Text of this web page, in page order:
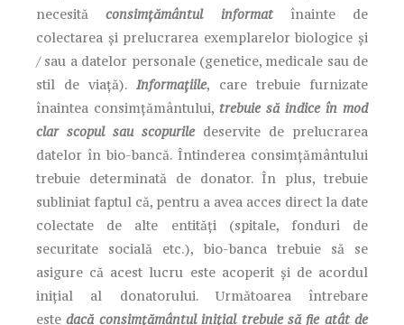
necesităconsimțământul informatînainte de
colectarea și prelucrarea exemplarelor biologice și
/ sau a datelor personale (genetice, medicale sau de
stil de viață). Informațiile,
care trebuie furnizate
înaintea consimțământului, trebuie să indice în mod
clar scopul sau scopurile deservite de prelucrarea
datelor în bio-bancă. Întinderea consimțământului
trebuie determinată de donator. În plus, trebuie
subliniat faptul că, pentru a avea acces direct la date
colectate de alte entități (spitale, fonduri de
securitate socială etc.), bio-banca trebuie să se
asigure că acest lucru este acoperit și de acordul
inițial al donatorului. Următoarea întrebare
estedacă consimțământul inițial trebuie să fie atât de